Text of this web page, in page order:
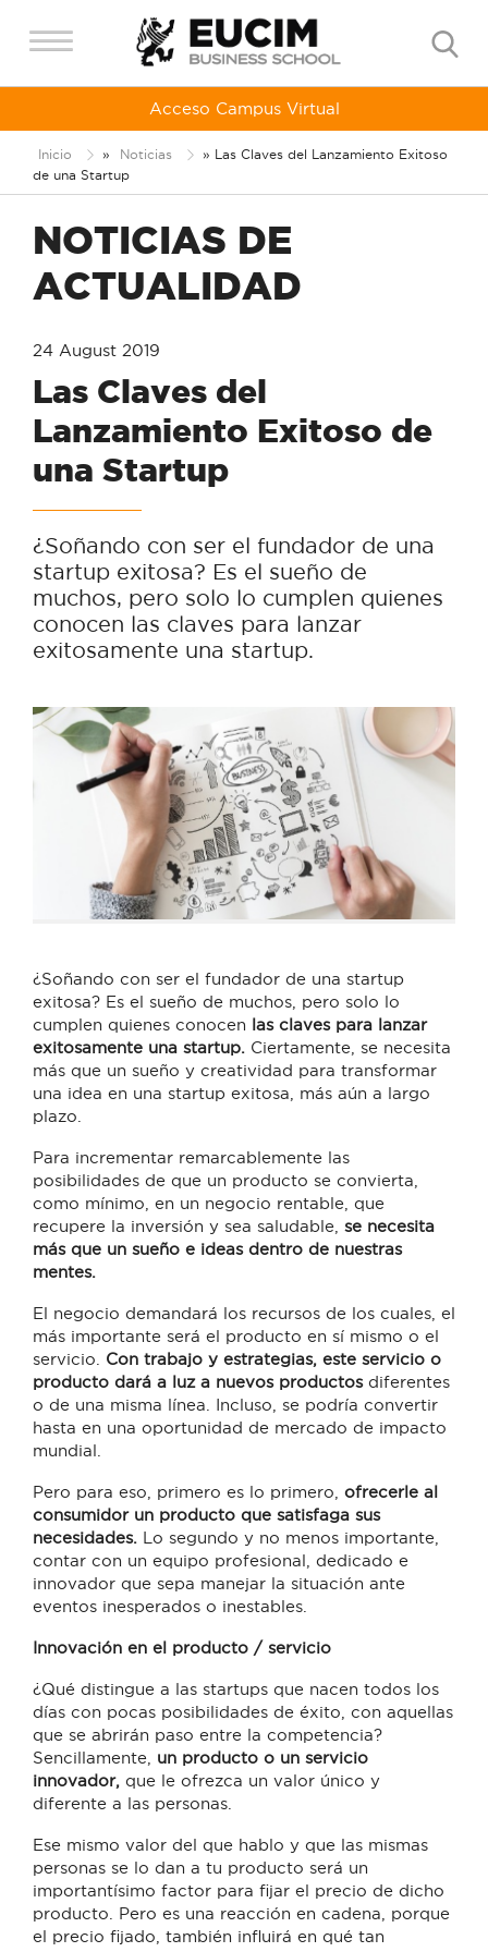
Acceso Campus Virtual
Inicio » Noticias » Las Claves del Lanzamiento Exitoso
de una Startup
NOTICIAS DE
ACTUALIDAD
24 August 2019
Las Claves del
Lanzamiento Exitoso de
una Startup
¿Soñando con ser el fundador de una
startup exitosa? Es el sueño de
muchos, pero solo lo cumplen quienes
conocen las claves para lanzar
exitosamente una startup.
¿Soñando con ser el fundador de una startup
exitosa? Es el sueño de muchos, pero solo lo
cumplen quienes conocen las claves para lanzar
exitosamente una startup. Ciertamente, se necesita
más que un sueño y creatividad para transformar
una idea en una startup exitosa, más aún a largo
plazo.
Para incrementar remarcablemente las
posibilidades de que un producto se convierta,
como mínimo, en un negocio rentable, que
recupere la inversión y sea saludable, se necesita
más que un sueño e ideas dentro de nuestras
mentes.
El negocio demandará los recursos de los cuales, el
más importante será el producto en sí mismo o el
servicio. Con trabajo y estrategias, este servicio o
producto dará a luz a nuevos productosdiferentes
o de una misma línea. Incluso, se podría convertir
hasta en una oportunidad de mercado de impacto
mundial.
Pero para eso, primero es lo primero, ofrecerle al
consumidor un producto que satisfaga sus
necesidades. Lo segundo y no menos importante,
contar con un equipo profesional, dedicado e
innovador que sepa manejar la situación ante
eventos inesperados o inestables.
Innovación en el producto / servicio
¿Qué distingue a las startups que nacen todos los
días con pocas posibilidades de éxito, con aquellas
que se abrirán paso entre la competencia?
Sencillamente, un producto o un servicio
innovador, que le ofrezca un valor único y
diferente a las personas.
Ese mismo valor del que hablo y que las mismas
personas se lo dan a tu producto será un
importantísimo factor para fijar el precio de dicho
producto. Pero es una reacción en cadena, porque
el precio fijado, también influirá en qué tan